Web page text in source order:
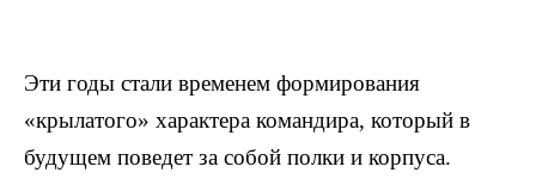
Эти годы стали временем формирования
«крылатого» характера командира, который в
будущем поведет за собой полки и корпуса.